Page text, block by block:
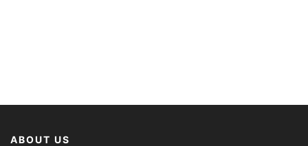
ABOUT US